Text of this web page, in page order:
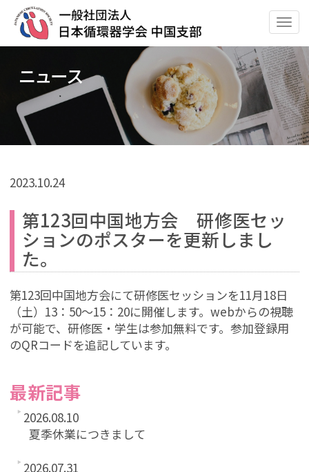
ナ
ビ
ゲ
ー
シ
ョ
ン
の
ニュース
2023.10.24
第123回中国地方会 研修医セッ
ションのポスターを更新しまし
た。
第123回中国地方会にて研修医セッションを11月18日
（土）13：50～15：20に開催します。webからの視聴
が可能で、研修医・学生は参加無料です。参加登録用
のQRコードを追記しています。
最新記事
2026.08.10
夏季休業につきまして
2026.07.31